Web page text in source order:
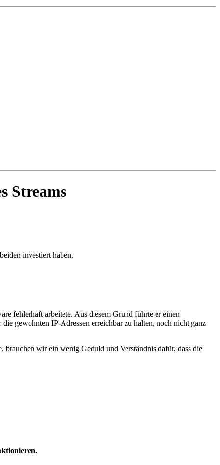
Streams
investiert haben.
fehlerhaft arbeitete. Aus diesem Grund führte er einen
gewohnten IP-Adressen erreichbar zu halten, noch nicht ganz
wir ein wenig Geduld und Verständnis dafür, dass die